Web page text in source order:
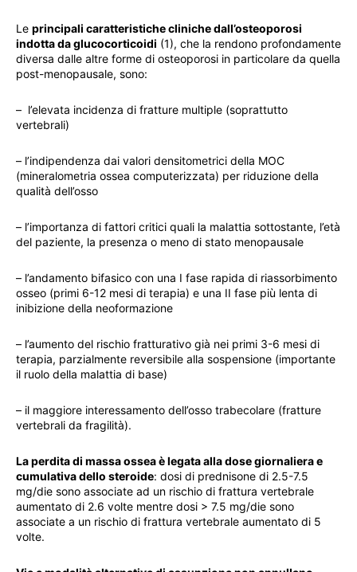
Le principali caratteristiche cliniche dall’osteoporosi
indotta da glucocorticoidi (1), che la rendono profondamente
diversa dalle altre forme di osteoporosi in particolare da quella
post-menopausale, sono:
– l’elevata incidenza di fratture multiple (soprattutto
vertebrali)
– l’indipendenza dai valori densitometrici della MOC
(mineralometria ossea computerizzata) per riduzione della
qualità dell’osso
– l’importanza di fattori critici quali la malattia sottostante, l’età
del paziente, la presenza o meno di stato menopausale
– l’andamento bifasico con una I fase rapida di riassorbimento
osseo (primi 6-12 mesi di terapia) e una II fase più lenta di
inibizione della neoformazione
– l’aumento del rischio fratturativo già nei primi 3-6 mesi di
terapia, parzialmente reversibile alla sospensione (importante
il ruolo della malattia di base)
– il maggiore interessamento dell’osso trabecolare (fratture
vertebrali da fragilità).
La perdita di massa ossea è legata alla dose giornaliera e
cumulativa dello steroide: dosi di prednisone di 2.5-7.5
mg/die sono associate ad un rischio di frattura vertebrale
aumentato di 2.6 volte mentre dosi > 7.5 mg/die sono
associate a un rischio di frattura vertebrale aumentato di 5
volte.